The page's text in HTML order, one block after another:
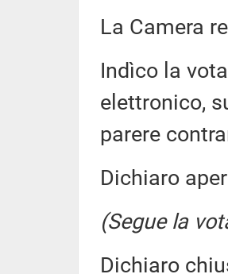
La Camera
Indìco la
elettronico,
parere
Dichiaro
(Segue la
Dichiaro